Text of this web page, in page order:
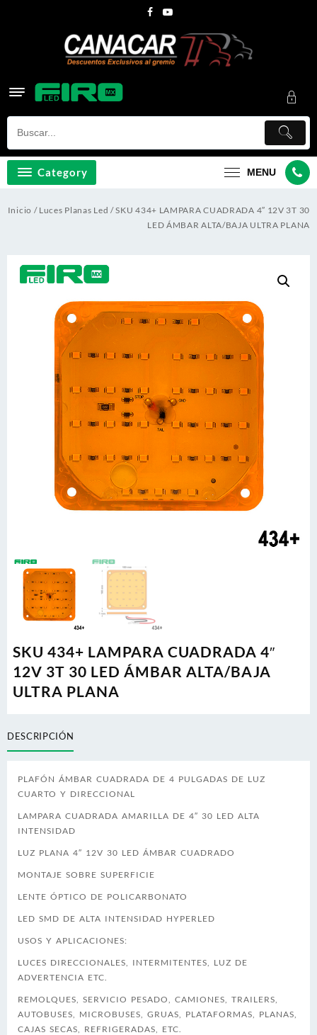
Category MENU
Inicio / Luces Planas Led / SKU 434+ LAMPARA CUADRADA 4″ 12V 3T 30
LED ÁMBAR ALTA/BAJA ULTRA PLANA
SKU 434+ LAMPARA CUADRADA 4″
12V 3T 30 LED ÁMBAR ALTA/BAJA
ULTRA PLANA
DESCRIPCIÓN
PLAFÓN ÁMBAR CUADRADA DE 4 PULGADAS DE LUZ
CUARTO Y DIRECCIONAL
LAMPARA CUADRADA AMARILLA DE 4″ 30 LED ALTA
INTENSIDAD
LUZ PLANA 4″ 12V 30 LED ÁMBAR CUADRADO
MONTAJE SOBRE SUPERFICIE
LENTE ÓPTICO DE POLICARBONATO
LED SMD DE ALTA INTENSIDAD HYPERLED
USOS Y APLICACIONES:
LUCES DIRECCIONALES, INTERMITENTES, LUZ DE
ADVERTENCIA ETC.
REMOLQUES, SERVICIO PESADO, CAMIONES, TRAILERS,
AUTOBUSES, MICROBUSES, GRUAS, PLATAFORMAS, PLANAS,
CAJAS SECAS, REFRIGERADAS, ETC.